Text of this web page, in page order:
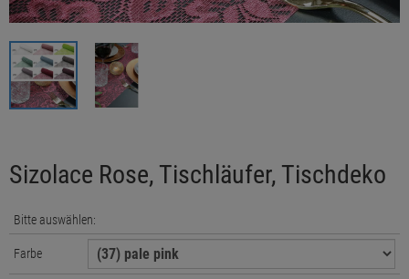
Sizolace Rose, Tischläufer, Tischdeko
Bitte auswählen:
Farbe